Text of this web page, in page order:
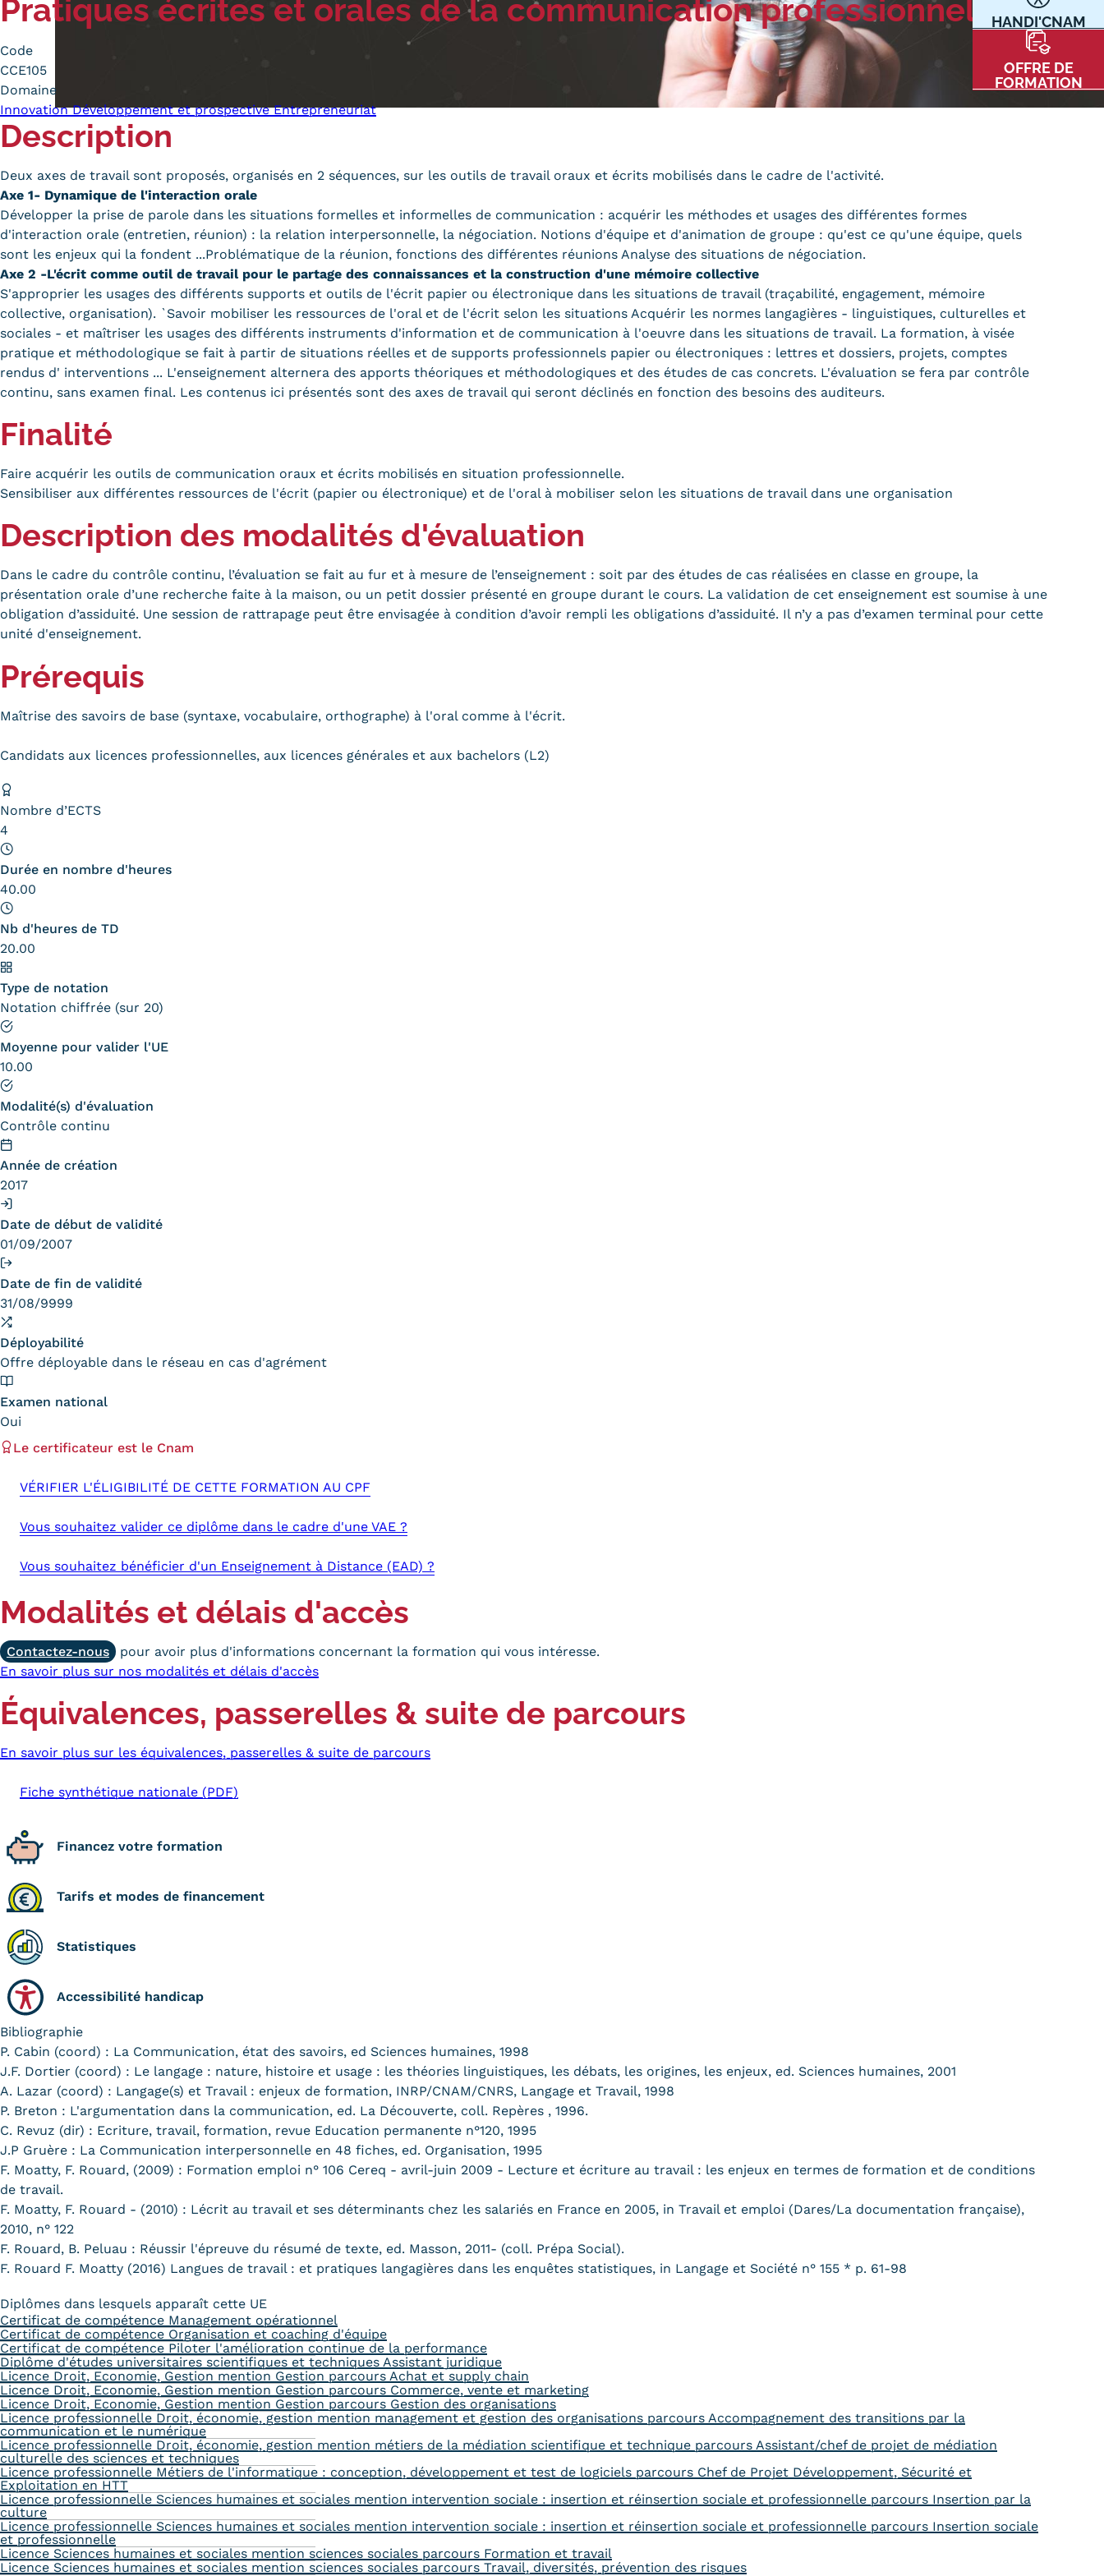
HANDI'CNAM
OFFRE DE
FORMATION
Quoi de neuf au Cnam BFC?
Agenda
Revue de presse
Contact
Contacts services
Formulaire de contact
Alternance
Enseignement à distance
Validation des études
professionnels et personnels
(VAPP)
Qualiopi
Mobilité internationale et
Règlement intérieur
Tarifs
Communication
Kits communications Cnam
Prospect
Fiche contact salons, forums,
Menu
Mentions
obligatoires
Mentions légales RGPD CGU CGV Cookies
Navigation
secondaire
NOUS RECRUTONS ESPACE PRESSE/MÉDIAS CARTE INTERACTIVE DES CENTRES
Pratiques écrites et orales de la communication professionnelle
Code
CCE105
Domaine
Innovation Développement et prospective Entrepreneuriat
Description
Deux axes de travail sont proposés, organisés en 2 séquences, sur les outils de travail oraux et écrits mobilisés dans le cadre de l'activité.
Axe 1- Dynamique de l'interaction orale
Développer la prise de parole dans les situations formelles et informelles de communication : acquérir les méthodes et usages des différentes formes
d'interaction orale (entretien, réunion) : la relation interpersonnelle, la négociation. Notions d'équipe et d'animation de groupe : qu'est ce qu'une équipe, quels
sont les enjeux qui la fondent ...Problématique de la réunion, fonctions des différentes réunions Analyse des situations de négociation.
Axe 2 -L'écrit comme outil de travail pour le partage des connaissances et la construction d'une mémoire collective
S'approprier les usages des différents supports et outils de l'écrit papier ou électronique dans les situations de travail (traçabilité, engagement, mémoire
collective, organisation). `Savoir mobiliser les ressources de l'oral et de l'écrit selon les situations Acquérir les normes langagières - linguistiques, culturelles et
sociales - et maîtriser les usages des différents instruments d'information et de communication à l'oeuvre dans les situations de travail. La formation, à visée
pratique et méthodologique se fait à partir de situations réelles et de supports professionnels papier ou électroniques : lettres et dossiers, projets, comptes
rendus d' interventions ... L'enseignement alternera des apports théoriques et méthodologiques et des études de cas concrets. L'évaluation se fera par contrôle
continu, sans examen final. Les contenus ici présentés sont des axes de travail qui seront déclinés en fonction des besoins des auditeurs.
Finalité
Faire acquérir les outils de communication oraux et écrits mobilisés en situation professionnelle.
Sensibiliser aux différentes ressources de l'écrit (papier ou électronique) et de l'oral à mobiliser selon les situations de travail dans une organisation
Description des modalités d'évaluation
Dans le cadre du contrôle continu, l’évaluation se fait au fur et à mesure de l’enseignement : soit par des études de cas réalisées en classe en groupe, la
présentation orale d’une recherche faite à la maison, ou un petit dossier présenté en groupe durant le cours. La validation de cet enseignement est soumise à une
obligation d’assiduité. Une session de rattrapage peut être envisagée à condition d’avoir rempli les obligations d’assiduité. Il n’y a pas d’examen terminal pour cette
unité d'enseignement.
Prérequis
Maîtrise des savoirs de base (syntaxe, vocabulaire, orthographe) à l'oral comme à l'écrit.
Candidats aux licences professionnelles, aux licences générales et aux bachelors (L2)
Nombre d’ECTS
4
Durée en nombre d'heures
40.00
Nb d'heures de TD
20.00
Type de notation
Notation chiffrée (sur 20)
Moyenne pour valider l'UE
10.00
Modalité(s) d'évaluation
Contrôle continu
Année de création
2017
Date de début de validité
01/09/2007
Date de fin de validité
31/08/9999
Déployabilité
Offre déployable dans le réseau en cas d'agrément
Examen national
Oui
Le certificateur est le Cnam
VÉRIFIER L'ÉLIGIBILITÉ DE CETTE FORMATION AU CPF
Vous souhaitez valider ce diplôme dans le cadre d'une VAE ?
Vous souhaitez bénéficier d'un Enseignement à Distance (EAD) ?
Modalités et délais d'accès
Contactez-nous
pour avoir plus d'informations concernant la formation qui vous intéresse.
En savoir plus sur nos modalités et délais d'accès
Équivalences, passerelles & suite de parcours
En savoir plus sur les équivalences, passerelles & suite de parcours
Fiche synthétique nationale (PDF)
Financez votre formation
Tarifs et modes de financement
Statistiques
Accessibilité handicap
Bibliographie
P. Cabin (coord) : La Communication, état des savoirs, ed Sciences humaines, 1998
J.F. Dortier (coord) : Le langage : nature, histoire et usage : les théories linguistiques, les débats, les origines, les enjeux, ed. Sciences humaines, 2001
A. Lazar (coord) : Langage(s) et Travail : enjeux de formation, INRP/CNAM/CNRS, Langage et Travail, 1998
P. Breton : L'argumentation dans la communication, ed. La Découverte, coll. Repères , 1996.
C. Revuz (dir) : Ecriture, travail, formation, revue Education permanente n°120, 1995
J.P Gruère : La Communication interpersonnelle en 48 fiches, ed. Organisation, 1995
F. Moatty, F. Rouard, (2009) : Formation emploi n° 106 Cereq - avril-juin 2009 - Lecture et écriture au travail : les enjeux en termes de formation et de conditions
de travail.
F. Moatty, F. Rouard - (2010) : Lécrit au travail et ses déterminants chez les salariés en France en 2005, in Travail et emploi (Dares/La documentation française),
2010, n° 122
F. Rouard, B. Peluau : Réussir l'épreuve du résumé de texte, ed. Masson, 2011- (coll. Prépa Social).
F. Rouard F. Moatty (2016) Langues de travail : et pratiques langagières dans les enquêtes statistiques, in Langage et Société n° 155 * p. 61-98
Diplômes dans lesquels apparaît cette UE
Certificat de compétence Management opérationnel
Certificat de compétence Organisation et coaching d'équipe
Certificat de compétence Piloter l'amélioration continue de la performance
Diplôme d'études universitaires scientifiques et techniques Assistant juridique
Licence Droit, Economie, Gestion mention Gestion parcours Achat et supply chain
Licence Droit, Economie, Gestion mention Gestion parcours Commerce, vente et marketing
Licence Droit, Economie, Gestion mention Gestion parcours Gestion des organisations
Licence professionnelle Droit, économie, gestion mention management et gestion des organisations parcours Accompagnement des transitions par la
communication et le numérique
Licence professionnelle Droit, économie, gestion mention métiers de la médiation scientifique et technique parcours Assistant/chef de projet de médiation
culturelle des sciences et techniques
Licence professionnelle Métiers de l'informatique : conception, développement et test de logiciels parcours Chef de Projet Développement, Sécurité et
Exploitation en HTT
Licence professionnelle Sciences humaines et sociales mention intervention sociale : insertion et réinsertion sociale et professionnelle parcours Insertion par la
culture
Licence professionnelle Sciences humaines et sociales mention intervention sociale : insertion et réinsertion sociale et professionnelle parcours Insertion sociale
et professionnelle
Licence Sciences humaines et sociales mention sciences sociales parcours Formation et travail
Licence Sciences humaines et sociales mention sciences sociales parcours Travail, diversités, prévention des risques